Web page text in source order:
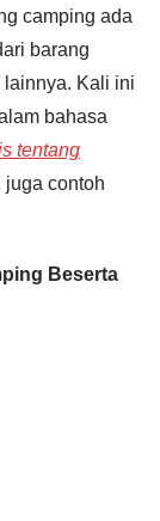
camping ada
barang
Kali ini
bahasa
tentang
juga contoh
Beserta